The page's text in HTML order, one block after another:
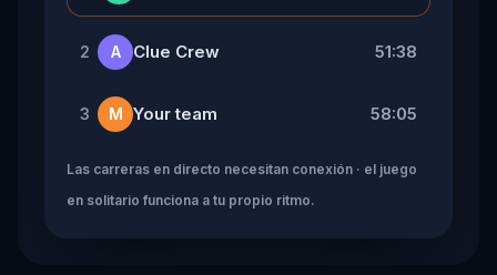
2 A Clue Crew 51:38
3 M Your team 58:05
Las carreras en directo necesitan conexión · el juego
en solitario funciona a tu propio ritmo.